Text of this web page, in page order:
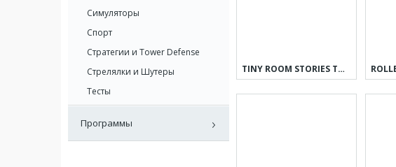
TINY ROOM STORIES TOWN MYSTERY
Симуляторы
Спорт
Стратегии и Tower Defense
Стрелялки и Шутеры
Тесты
Программы